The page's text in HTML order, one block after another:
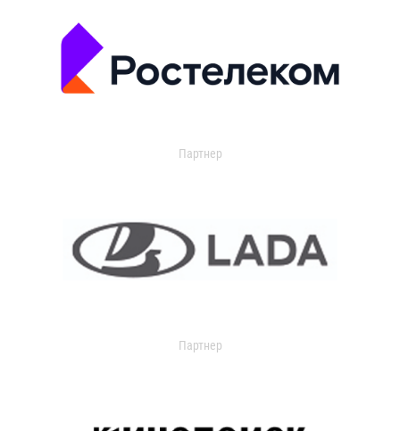
Партнер
Партнер